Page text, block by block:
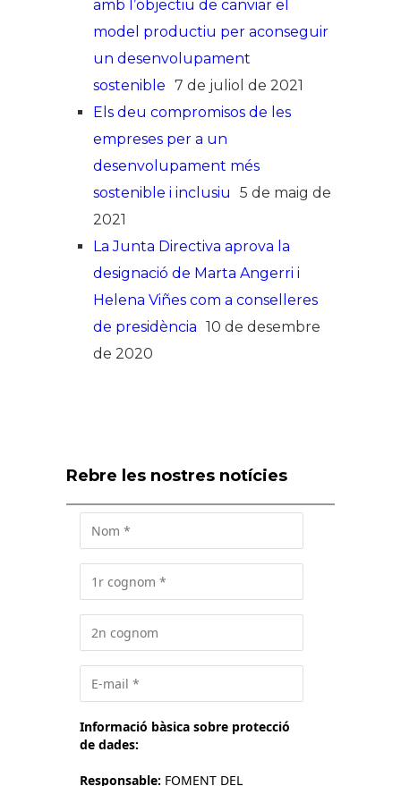
model productiu per aconseguir
un desenvolupament
sostenible
7 de juliol de 2021
Els deu compromisos de les
desenvolupament més
sostenible i inclusiu
5 de maig de
2021
La Junta Directiva aprova la
designació de Marta Angerri i
Helena Viñes com a conselleres
de presidència
10 de desembre
de 2020
Rebre les nostres notícies
Informació bàsica sobre protecció
de dades:
Responsable: